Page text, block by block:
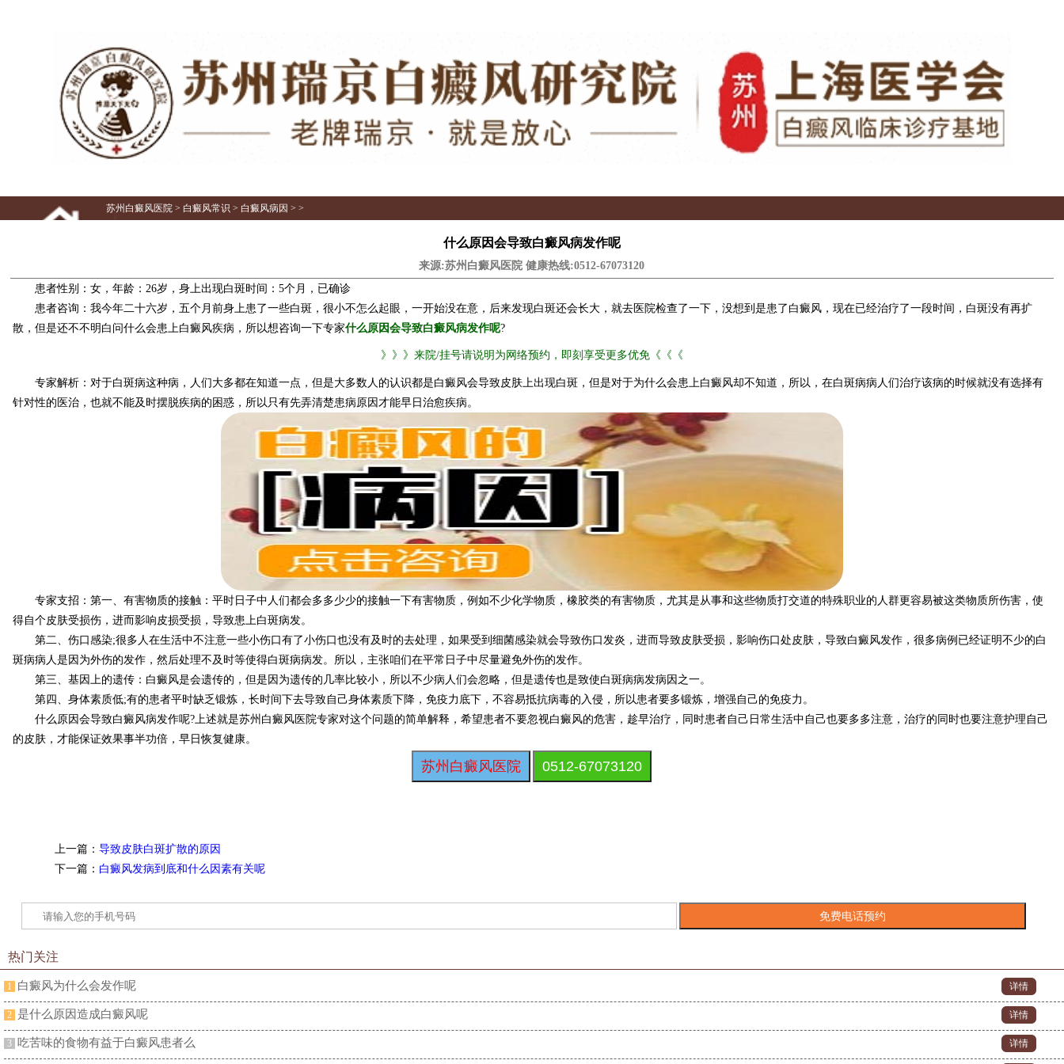
苏州白癜风医院 > 白癜风常识 > 白癜风病因 > >
什么原因会导致白癜风病发作呢
来源:苏州白癜风医院 健康热线:0512-67073120
患者性别：女，年龄：26岁，身上出现白斑时间：5个月，已确诊
患者咨询：我今年二十六岁，五个月前身上患了一些白斑，很小不怎么起眼，一开始没在意，后来发现白斑还会长大，就去医院检查了一下，没想到是患了白癜风，现在已经治疗了一段时间，白斑没有再扩
散，但是还不不明白问什么会患上白癜风疾病，所以想咨询一下专家什么原因会导致白癜风病发作呢?
》》》来院/挂号请说明为网络预约，即刻享受更多优免《《《
专家解析：对于白斑病这种病，人们大多都在知道一点，但是大多数人的认识都是白癜风会导致皮肤上出现白斑，但是对于为什么会患上白癜风却不知道，所以，在白斑病病人们治疗该病的时候就没有选择有
针对性的医治，也就不能及时摆脱疾病的困惑，所以只有先弄清楚患病原因才能早日治愈疾病。
专家支招：第一、有害物质的接触：平时日子中人们都会多多少少的接触一下有害物质，例如不少化学物质，橡胶类的有害物质，尤其是从事和这些物质打交道的特殊职业的人群更容易被这类物质所伤害，使
得自个皮肤受损伤，进而影响皮损受损，导致患上白斑病发。
第二、伤口感染;很多人在生活中不注意一些小伤口有了小伤口也没有及时的去处理，如果受到细菌感染就会导致伤口发炎，进而导致皮肤受损，影响伤口处皮肤，导致白癜风发作，很多病例已经证明不少的白
斑病病人是因为外伤的发作，然后处理不及时等使得白斑病病发。所以，主张咱们在平常日子中尽量避免外伤的发作。
第三、基因上的遗传：白癜风是会遗传的，但是因为遗传的几率比较小，所以不少病人们会忽略，但是遗传也是致使白斑病病发病因之一。
第四、身体素质低;有的患者平时缺乏锻炼，长时间下去导致自己身体素质下降，免疫力底下，不容易抵抗病毒的入侵，所以患者要多锻炼，增强自己的免疫力。
什么原因会导致白癜风病发作呢?上述就是苏州白癜风医院专家对这个问题的简单解释，希望患者不要忽视白癜风的危害，趁早治疗，同时患者自己日常生活中自己也要多多注意，治疗的同时也要注意护理自己
的皮肤，才能保证效果事半功倍，早日恢复健康。
苏州白癜风医院 0512-67073120
上一篇：导致皮肤白斑扩散的原因
下一篇： 白癜风发病到底和什么因素有关呢
热门关注
1 白癜风为什么会发作呢 详情
2 是什么原因造成白癜风呢 详情
3 吃苦味的食物有益于白癜风患者么 详情